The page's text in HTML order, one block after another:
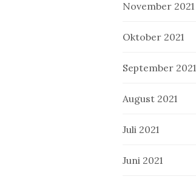
November 2021
Oktober 2021
September 2021
August 2021
Juli 2021
Juni 2021